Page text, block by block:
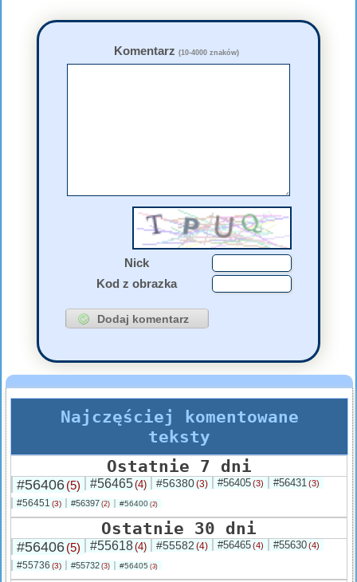
Komentarz (10-4000 znaków)
Nick
Kod z obrazka
Najczęściej komentowane
teksty
Ostatnie 7 dni
#56406(5) #56465(4) #56380(3) #56405(3) #56431(3)
#56451 (3) #56397 (2) #56400 (2)
Ostatnie 30 dni
#56406(5) #55618(4) #55582 (4) #56465(4) #55630(4)
#55736 (3) #55732 (3) #56405 (3)